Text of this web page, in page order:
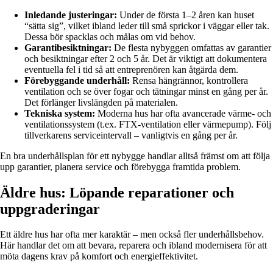
Inledande justeringar: Under de första 1–2 åren kan huset
“sätta sig”, vilket ibland leder till små sprickor i väggar eller tak.
Dessa bör spacklas och målas om vid behov.
Garantibesiktningar: De flesta nybyggen omfattas av garantier
och besiktningar efter 2 och 5 år. Det är viktigt att dokumentera
eventuella fel i tid så att entreprenören kan åtgärda dem.
Förebyggande underhåll: Rensa hängrännor, kontrollera
ventilation och se över fogar och tätningar minst en gång per år.
Det förlänger livslängden på materialen.
Tekniska system: Moderna hus har ofta avancerade värme- och
ventilationssystem (t.ex. FTX-ventilation eller värmepump). Följ
tillverkarens serviceintervall – vanligtvis en gång per år.
En bra underhållsplan för ett nybygge handlar alltså främst om att följa
upp garantier, planera service och förebygga framtida problem.
Äldre hus: Löpande reparationer och
uppgraderingar
Ett äldre hus har ofta mer karaktär – men också fler underhållsbehov.
Här handlar det om att bevara, reparera och ibland modernisera för att
möta dagens krav på komfort och energieffektivitet.